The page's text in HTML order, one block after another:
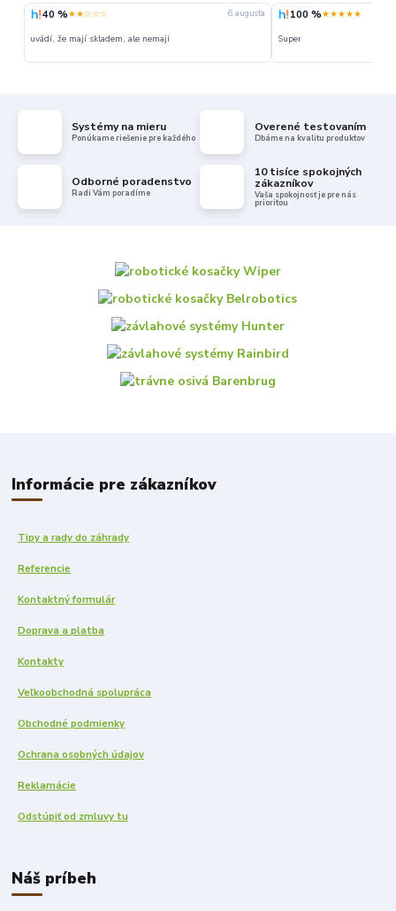
40 %★★☆☆☆ 6. augusta
uvádí, že mají skladem, ale nemají
100 %★★★★★
Super
Systémy na mieru
Ponúkame riešenie pre každého
Overené testovaním
Dbáme na kvalitu produktov
Odborné poradenstvo
Radi Vám poradíme
10 tisíce spokojných
zákazníkov
Vaša spokojnosť je pre nás
prioritou
Informácie pre zákazníkov
Tipy a rady do záhrady
Referencie
Kontaktný formulár
Doprava a platba
Kontakty
Veľkoobchodná spolupráca
Obchodné podmienky
Ochrana osobných údajov
Reklamácie
Odstúpiť od zmluvy tu
Náš príbeh